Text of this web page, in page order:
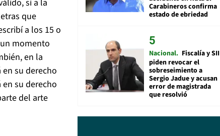
si a la
que
a los 15 o
momento
en la
su derecho
su derecho
del arte
Carabineros confirma
estado de ebriedad
Nacional Fiscalía y SII
piden revocar el
sobreseimiento a
Sergio Jadue y acusan
error de magistrada
que resolvió